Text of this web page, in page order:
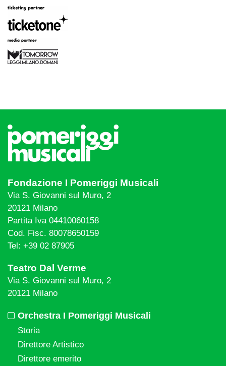
Fondazione I Pomeriggi Musicali
Via S. Giovanni sul Muro, 2
20121 Milano
Partita Iva 04410060158
Cod. Fisc. 80078650159
Tel: +39 02 87905
Teatro Dal Verme
Via S. Giovanni sul Muro, 2
20121 Milano
Orchestra I Pomeriggi Musicali
Storia
Direttore Artistico
Direttore emerito